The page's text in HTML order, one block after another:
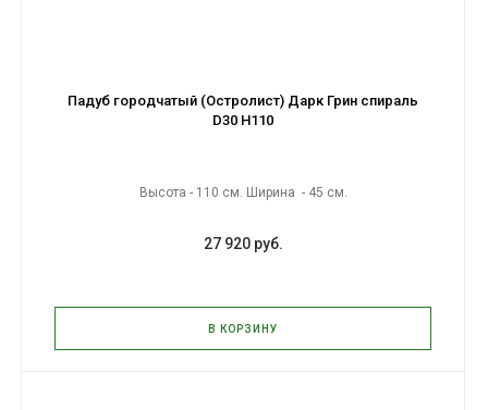
Падуб городчатый (Остролист) Дарк Грин спираль
D30 H110
Высота - 110 см. Ширина - 45 см.
27 920 руб.
В КОРЗИНУ